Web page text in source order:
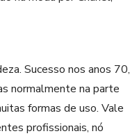
Sucesso nos anos 70,
normalmente na parte
formas de uso. Vale
profissionais, nó